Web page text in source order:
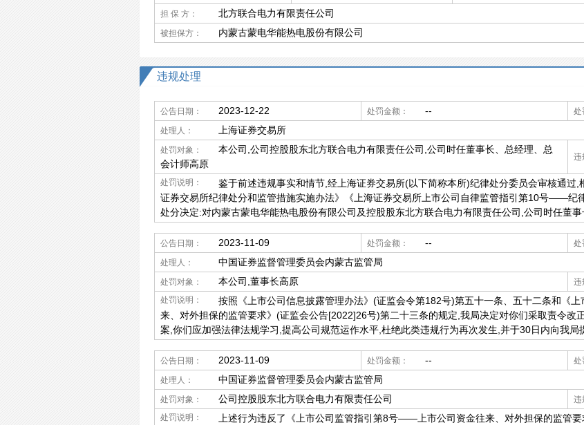
担 保 方： 北方联合电力有限责任公司
被担保方：
内蒙古蒙电华能热电股份有限公司
违规处理
公告日期： 2023-12-22 处罚金额： -- 处
处理人： 上海证券交易所
处罚对象：
本公司,公司控股股东北方联合电力有限责任公司,公司时任董事长、总经理、总
会计师高原
违
处罚说明：
鉴于前述违规事实和情节,经上海证券交易所(以下简称本所)纪律处分委员会审核通过
证券交易所纪律处分和监管措施实施办法》《上海证券交易所上市公司自律监管指引第10号——纪
处分决定:对内蒙古蒙电华能热电股份有限公司及控股股东北方联合电力有限责任公司,公司时任董
公告日期： 2023-11-09 处罚金额： -- 处
处理人： 中国证券监督管理委员会内蒙古监管局
处罚对象： 本公司,董事长高原
违
处罚说明：
按照《上市公司信息披露管理办法》(证监会令第182号)第五十一条、五十二条和《
来、对外担保的监管要求》(证监会公告[2022]26号)第二十三条的规定,我局决定对你们采取责令改
案,你们应加强法律法规学习,提高公司规范运作水平,杜绝此类违规行为再次发生,并于30日内向我局
公告日期： 2023-11-09 处罚金额： -- 处
处理人： 中国证券监督管理委员会内蒙古监管局
处罚对象： 公司控股股东北方联合电力有限责任公司
违
处罚说明：
上述行为违反了《上市公司监管指引第8号——上市公司资金往来、对外担保的监管